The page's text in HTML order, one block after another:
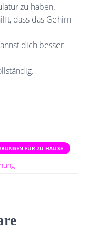
zu haben.
dass das Gehirn
dich besser
FÜR ZU HAUSE